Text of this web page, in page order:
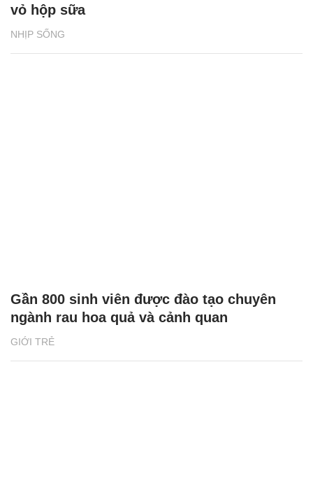
NHỊP SỐNG
vỏ hộp sữa
GIỚI TRẺ
Gần 800 sinh viên được đào tạo chuyên
ngành rau hoa quả và cảnh quan